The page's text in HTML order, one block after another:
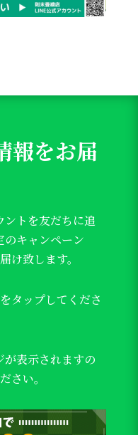
報をお届
トを友だちに追
キャンペーン
け致します。
タップしてくださ
表示されますの
さい。